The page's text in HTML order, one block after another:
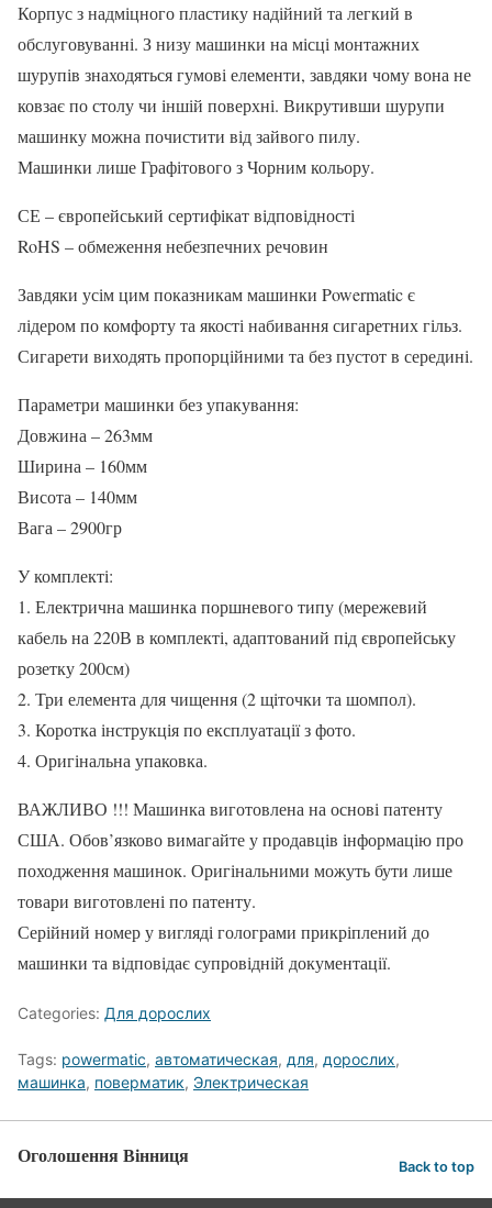
Корпус з надміцного пластику надійний та легкий в
обслуговуванні. З низу машинки на місці монтажних
шурупів знаходяться гумові елементи, завдяки чому вона не
ковзає по столу чи іншій поверхні. Викрутивши шурупи
машинку можна почистити від зайвого пилу.
Машинки лише Графітового з Чорним кольору.
СЕ – європейський сертифікат відповідності
RoHS – обмеження небезпечних речовин
Завдяки усім цим показникам машинки Powermatic є
лідером по комфорту та якості набивання сигаретних гільз.
Сигарети виходять пропорційними та без пустот в середині.
Параметри машинки без упакування:
Довжина – 263мм
Ширина – 160мм
Висота – 140мм
Вага – 2900гр
У комплекті:
1. Електрична машинка поршневого типу (мережевий
кабель на 220В в комплекті, адаптований під європейську
розетку 200см)
2. Три елемента для чищення (2 щіточки та шомпол).
3. Коротка інструкція по експлуатації з фото.
4. Оригінальна упаковка.
ВАЖЛИВО !!! Машинка виготовлена на основі патенту
США. Обов’язково вимагайте у продавців інформацію про
походження машинок. Оригінальними можуть бути лише
товари виготовлені по патенту.
Серійний номер у вигляді голограми прикріплений до
машинки та відповідає супровідній документації.
Categories: Для дорослих
Tags: powermatic, автоматическая, для, дорослих,
машинка, поверматик, Электрическая
Оголошення Вінниця Back to top